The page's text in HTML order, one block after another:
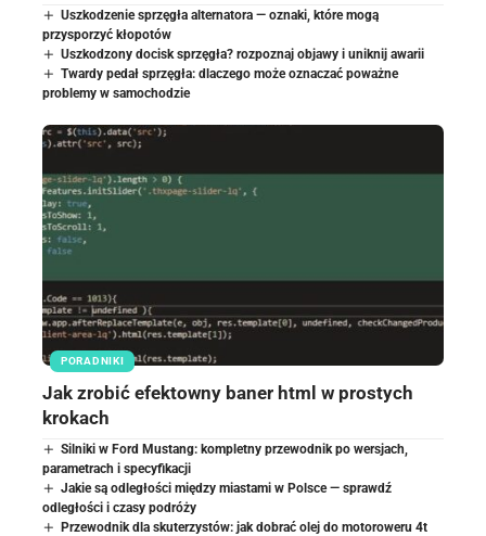
Uszkodzenie sprzęgła alternatora — oznaki, które mogą
przysporzyć kłopotów
Uszkodzony docisk sprzęgła? rozpoznaj objawy i uniknij awarii
Twardy pedał sprzęgła: dlaczego może oznaczać poważne
problemy w samochodzie
PORADNIKI
Jak zrobić efektowny baner html w prostych
krokach
Silniki w Ford Mustang: kompletny przewodnik po wersjach,
parametrach i specyfikacji
Jakie są odległości między miastami w Polsce — sprawdź
odległości i czasy podróży
Przewodnik dla skuterzystów: jak dobrać olej do motoroweru 4t